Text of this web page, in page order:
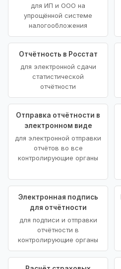
для ИП и ООО на
упрощённой системе
налогообложения
Отчётность в Росстат
для электронной сдачи
статистической
отчётности
Отправка отчётности в
электронном виде
для электронной отправки
отчётов во все
контролирующие органы
Электронная подпись
для отчётности
для подписи и отправки
отчётности в
контролирующие органы